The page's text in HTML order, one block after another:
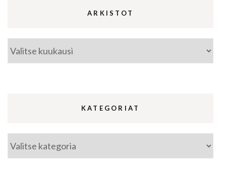
ARKISTOT
Arkistot
KATEGORIAT
Kategoriat